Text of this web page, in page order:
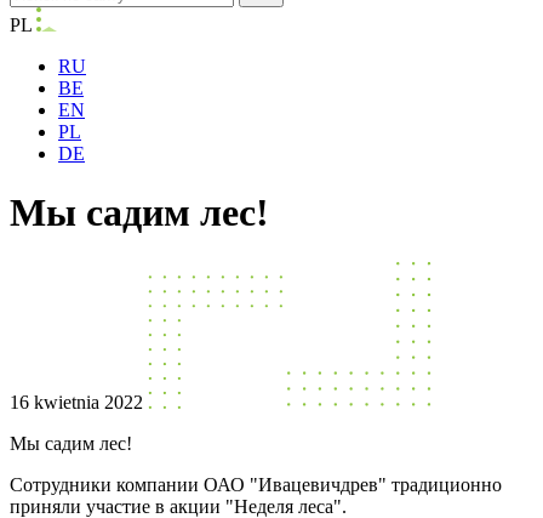
PL
RU
BE
EN
PL
DE
Мы садим лес!
16 kwietnia 2022
Мы садим лес!
Сотрудники компании ОАО "Ивацевичдрев" традиционно
приняли участие в акции "Неделя леса".